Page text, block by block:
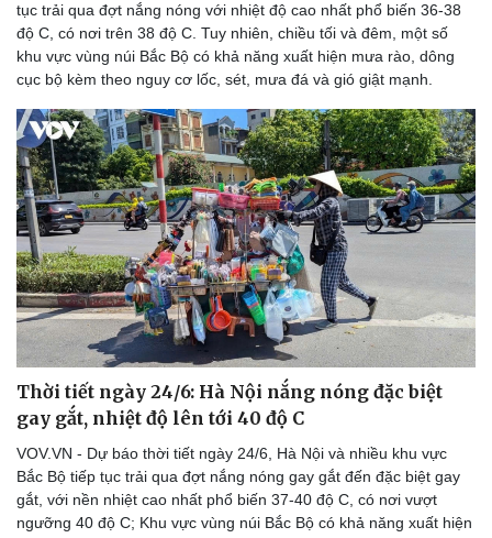
tục trải qua đợt nắng nóng với nhiệt độ cao nhất phổ biến 36-38
độ C, có nơi trên 38 độ C. Tuy nhiên, chiều tối và đêm, một số
khu vực vùng núi Bắc Bộ có khả năng xuất hiện mưa rào, dông
cục bộ kèm theo nguy cơ lốc, sét, mưa đá và gió giật mạnh.
Thời tiết ngày 24/6: Hà Nội nắng nóng đặc biệt
gay gắt, nhiệt độ lên tới 40 độ C
VOV.VN - Dự báo thời tiết ngày 24/6, Hà Nội và nhiều khu vực
Bắc Bộ tiếp tục trải qua đợt nắng nóng gay gắt đến đặc biệt gay
gắt, với nền nhiệt cao nhất phổ biến 37-40 độ C, có nơi vượt
ngưỡng 40 độ C; Khu vực vùng núi Bắc Bộ có khả năng xuất hiện